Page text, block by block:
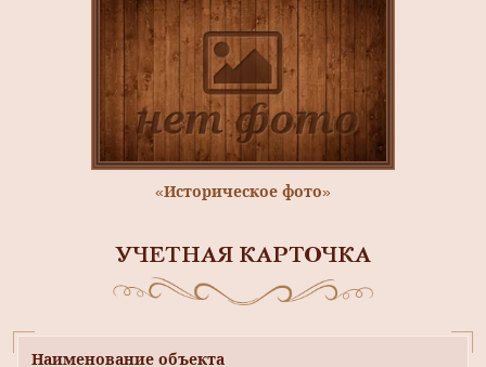
«Историческое фото»
УЧЕТНАЯ КАРТОЧКА
Наименование объекта